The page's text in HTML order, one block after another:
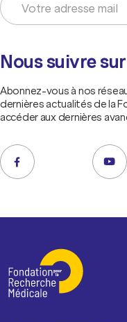
Nous suivre
Abonnez-vous à nos
dernières actualités de la
accéder aux dernières